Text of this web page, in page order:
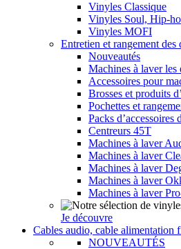
Vinyles Classique
Vinyles Soul, Hip-
Vinyles MOFI
Entretien et rangement des
Nouveautés
Machines à laver les
Accessoires pour
Brosses et produits
Pochettes et
Packs d’accessoires
Centreurs 45T
Machines à laver
Machines à laver
Machines à laver
Machines à laver
Machines à laver
Je découvre
Cables audio, cable alimentation
NOUVEAUTÉS